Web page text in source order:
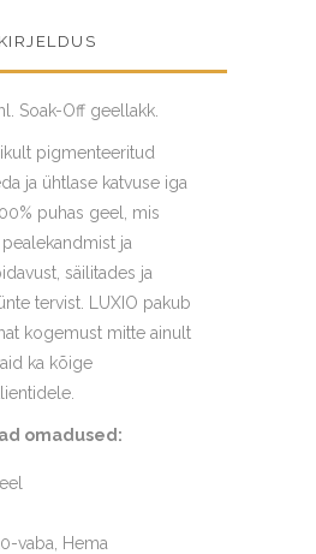
KIRJELDUS
Soak-Off geellakk.
pigmenteeritud
ja ühtlase katvuse iga
puhas geel, mis
ja
säilitades ja
tervist. LUXIO pakub
kogemust mitte ainult
ka kõige
omadused:
vaba, Hema